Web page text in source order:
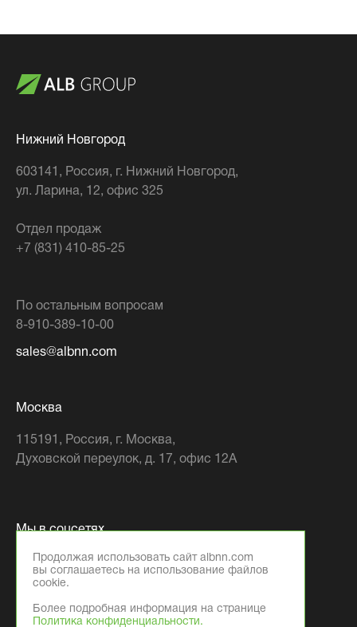
Продолжая использовать сайт albnn.com
вы соглашаетесь на использование файлов
cookie.
Более подробная информация на странице
Политика конфиденциальности.
Нижний Новгород
603141 , Россия, г. Нижний Новгород,
ул. Ларина, 12, офис 325
Отдел продаж
+7 (831) 410-85-25
По остальным вопросам
8-910-389-10-00
sales@albnn.com
Москва
115191 , Россия, г. Москва,
Духовской переулок, д. 17, офис 12А
Мы в соцсетях
© 2026 Компания ООО «АЛБ Фэктори»